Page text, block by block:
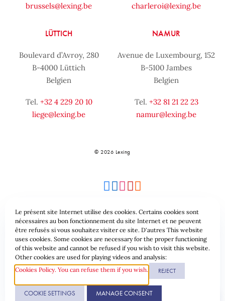
brussels@lexing.be
charleroi@lexing.be
LÜTTICH
Boulevard d’Avroy, 280
B-4000 Lüttich
Belgien
Tel. +32 4 229 20 10
liege@lexing.be
NAMUR
Avenue de Luxembourg, 152
B-5100 Jambes
Belgien
Tel. +32 81 21 22 23
namur@lexing.be
© 2026 Lexing
Seitenübersicht Allgemeine geschäftsbedingungen
Datenschutzrichtlinie & Cookies
Website erstellt durch
Le présent site Internet utilise des cookies. Certains cookies sont
nécessaires au bon fonctionnement du site Internet et ne peuvent
être refusés si vous souhaitez visiter ce site. D'autres This website
uses cookies. Some cookies are necessary for the proper functioning
of this website and cannot be refused if you wish to visit this website.
Other cookies are used for playing videos and analysis:
Cookies Policy. You can refuse them if you wish.
REJECT
COOKIE SETTINGS MANAGE CONSENT